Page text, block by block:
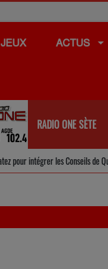
JEUX ACTUS
RADIO ONE SÈTE
Conseils de Quartier